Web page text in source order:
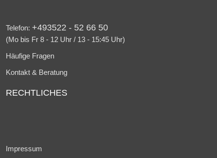
Telefon: +493522 - 52 66 50
(Mo bis Fr 8 - 12 Uhr / 13 - 15:45 Uhr)
Häufige Fragen
Kontakt & Beratung
RECHTLICHES
Impressum